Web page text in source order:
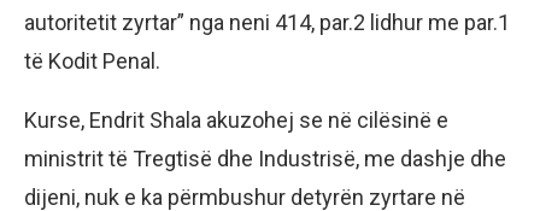
autoritetit zyrtar” nga neni 414, par.2 lidhur me par.1
të Kodit Penal.
Kurse, Endrit Shala akuzohej se në cilësinë e
ministrit të Tregtisë dhe Industrisë, me dashje dhe
dijeni, nuk e ka përmbushur detyrën zyrtare në